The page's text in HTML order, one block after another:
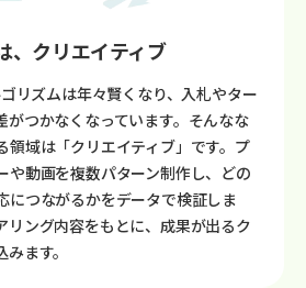
、クリエイティブ
リズムは年々賢くなり、入札やター
がつかなくなっています。そんなな
領域は「クリエイティブ」です。プ
や動画を複数パターン制作し、どの
につながるかをデータで検証しま
リング内容をもとに、成果が出るク
ます。